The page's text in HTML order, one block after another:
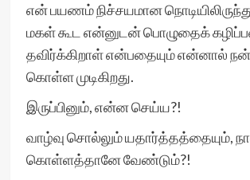
என் பயணம் நிச்சயமான
மகள் கூட என்னுடன் பொழுதைக்
தவிர்க்கிறாள் என்பதையும் என்னால்
கொள்ள முடிகிறது.
இருப்பினும், என்ன செய்ய?!
வாழ்வு சொல்லும் யதார்த்தத்தையும்,
கொள்ளத்தானே வேண்டும்?!